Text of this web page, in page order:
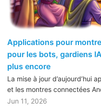
Applications pour
pour les bots, gardiens
plus encore
La mise à jour d’aujourd’hui
et les montres connectées
Jun 11, 2026